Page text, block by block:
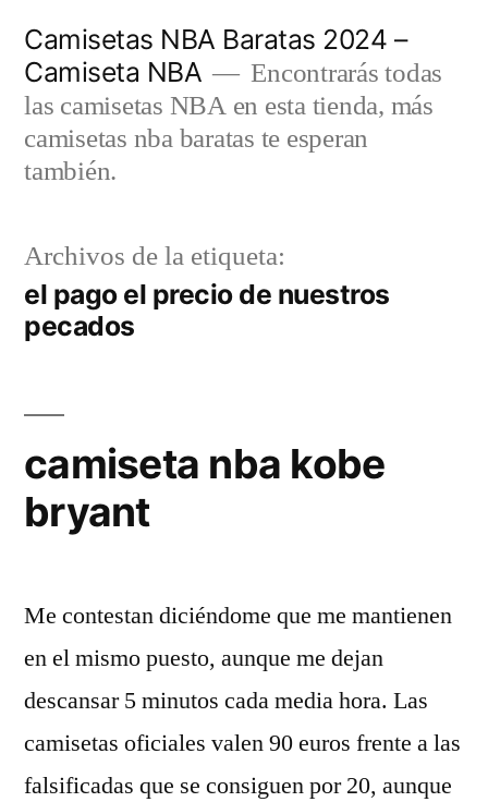
contenido
Camisetas NBA Baratas 2024 –
Camiseta NBA
Encontrarás todas
las camisetas NBA en esta tienda, más
camisetas nba baratas te esperan
también.
Archivos de la etiqueta:
el pago el precio de nuestros
pecados
camiseta nba kobe
bryant
Me contestan diciéndome que me mantienen
en el mismo puesto, aunque me dejan
descansar 5 minutos cada media hora. Las
camisetas oficiales valen 90 euros frente a las
falsificadas que se consiguen por 20, aunque